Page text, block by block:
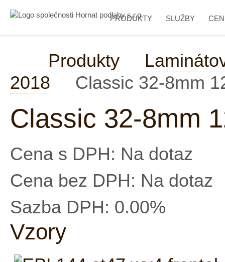
PRODUKTY SLUŽBY
Produkty
2018
Classic 32-8mm
Classic 32-8mm
Cena s DPH: Na dotaz
Cena bez DPH: Na dotaz
Sazba DPH: 0.00%
Vzory